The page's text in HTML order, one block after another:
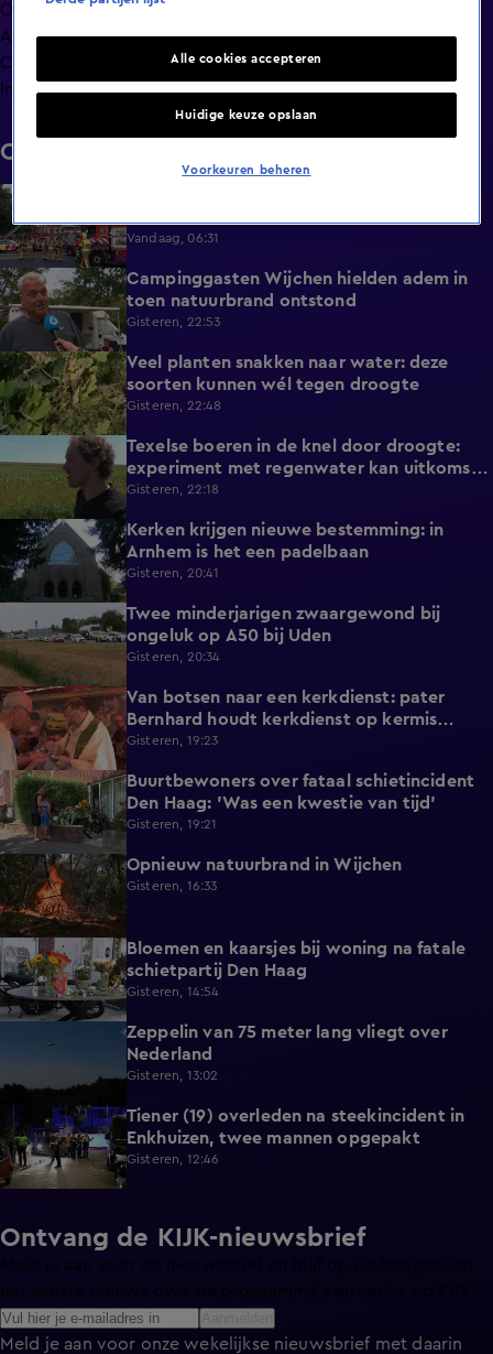
Overzicht
Afleveringen
Clips
Info
Clips
0:34
Vandaag, 06:31
2:10
Campinggasten Wijchen hielden adem in
toen natuurbrand ontstond
Gisteren, 22:53
2:14
Veel planten snakken naar water: deze
soorten kunnen wél tegen droogte
Gisteren, 22:48
Texelse boeren in de knel door droogte:
experiment met regenwater kan uitkomst
bieden
Gisteren, 22:18
1:08
Kerken krijgen nieuwe bestemming: in
Arnhem is het een padelbaan
Gisteren, 20:41
Twee minderjarigen zwaargewond bij
ongeluk op A50 bij Uden
Gisteren, 20:34
1:39
Van botsen naar een kerkdienst: pater
Bernhard houdt kerkdienst op kermis
Hoorn
Gisteren, 19:23
1:15
Buurtbewoners over fataal schietincident
Den Haag: 'Was een kwestie van tijd'
Gisteren, 19:21
0:44 Opnieuw natuurbrand in Wijchen
Gisteren, 16:33
1:01
Bloemen en kaarsjes bij woning na fatale
schietpartij Den Haag
Gisteren, 14:54
Zeppelin van 75 meter lang vliegt over
Nederland
Gisteren, 13:02
1:18
Tiener (19) overleden na steekincident in
Enkhuizen, twee mannen opgepakt
Gisteren, 12:46
Ontvang de KIJK-nieuwsbrief
Meld je aan voor onze wekelijkse nieuwsbrief met daarin
Alle cookies accepteren
Huidige keuze opslaan
Voorkeuren beheren